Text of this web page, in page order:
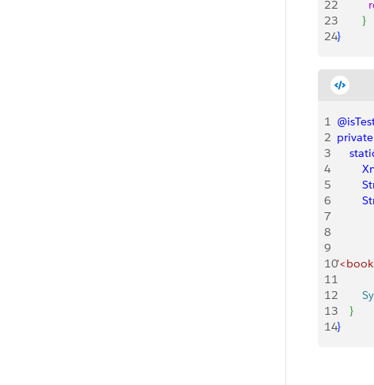
22
23
}
24}
1
2 private
3
4
5
6
7
8
9
10
11
12
13
}
14}